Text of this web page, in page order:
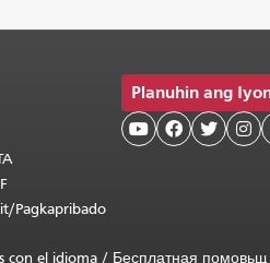
Pagkapribado
Planuhin ang
   
con el idioma / Бесплатная помовьщ